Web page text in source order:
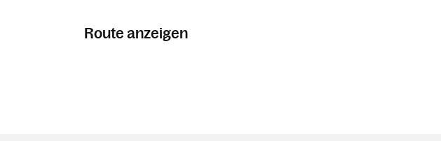
Route anzeigen